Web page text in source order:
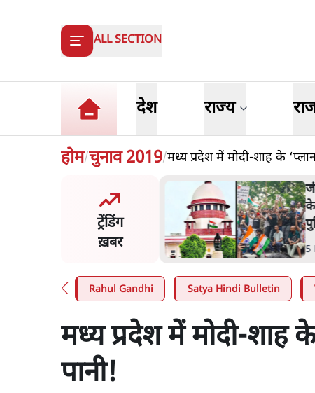
ALL SECTION
देश राज्य
होम/चुनाव 2019/मध्य प्रदेश में मोदी-शाह के
ट्रेंडिंग
ख़बर
समिति-मेटा की बैठकः मार्क
ने भारत सरकार से माफी
के
5
Rahul Gandhi Satya Hindi Bulletin
मध्य प्रदेश में मोदी-शाह
पानी!